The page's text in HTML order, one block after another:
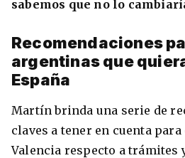
sabemos que no lo
Recomendaciones
argentinas que
España
Martín brinda una serie de
claves a tener en cuenta
Valencia respecto a trámites